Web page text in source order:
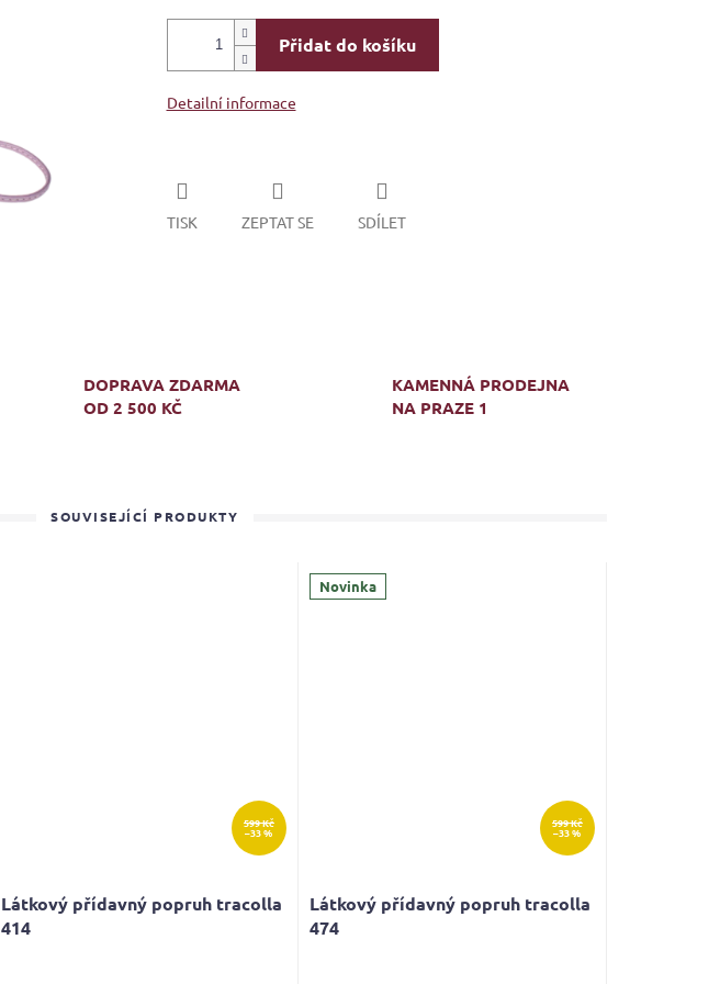
Přidat do košíku
Detailní informace
TISK ZEPTAT SE SDÍLET
DOPRAVA ZDARMA
OD 2 500 KČ
KAMENNÁ PRODEJNA
NA PRAZE 1
SOUVISEJÍCÍ PRODUKTY
599 Kč
–33 %
Látkový přídavný popruh tracolla
414
Novinka
599 Kč
–33 %
Látkový přídavný popruh tracolla
474